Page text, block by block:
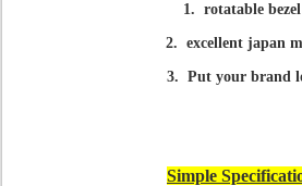
1. rotatable bezel
2. excellent japan
3. Put your brand
Simple